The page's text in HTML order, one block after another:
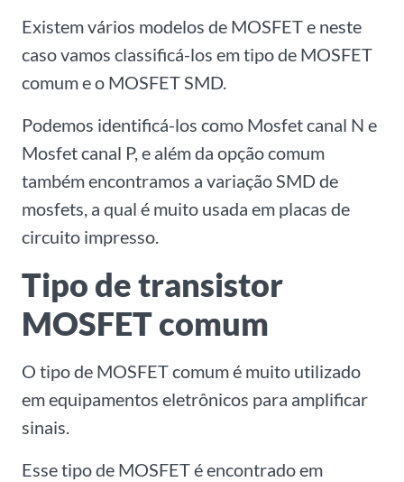
Existem vários modelos de MOSFET e neste
caso vamos classificá-los em tipo de MOSFET
comum e o MOSFET SMD.
Podemos identificá-los como Mosfet canal N e
Mosfet canal P, e além da opção comum
também encontramos a variação SMD de
mosfets, a qual é muito usada em placas de
circuito impresso.
Tipo de transistor
MOSFET comum
O tipo de MOSFET comum é muito utilizado
em equipamentos eletrônicos para amplificar
sinais.
Esse tipo de MOSFET é encontrado em